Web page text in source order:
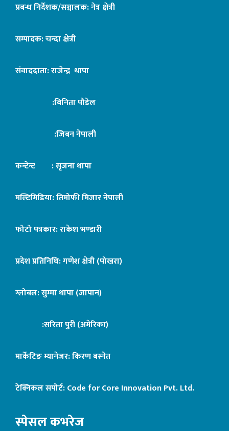
प्रबन्ध निर्देशक/सञ्चालक: नेत्र क्षेत्री
सम्पादक: चन्दा क्षेत्री
संवाददाता: राजेन्द्र थापा
:बिनिता पौडेल
:जिबन नेपाली
कन्टेन्ट : सृजना थापा
मल्टिमिडिया: तिमोफी मिजार नेपाली
फोटो पत्रकार: राकेश भण्डारी
प्रदेश प्रतिनिधि: गणेश क्षेत्री (पोखरा)
ग्लोबल: सुम्मा थापा (जापान)
:सरिता पुरी (अमेरिका)
मार्केटिङ म्यानेजर: किरण बस्नेत
टेक्निकल सपोर्ट:Code for Core Innovation Pvt. Ltd.
स्पेसल कभरेज